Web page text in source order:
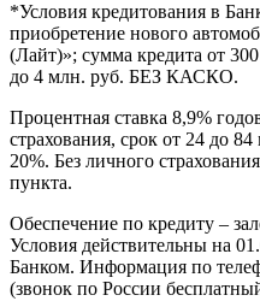
*Условия кредитования в
приобретение нового
(Лайт)»; сумма кредита от
до 4 млн. руб. БЕЗ КАСКО.
Процентная ставка 8,9%
страхования, срок от 24 до
20%. Без личного
пункта.
Обеспечение по кредиту –
Условия действительны на
Банком. Информация по
(звонок по России